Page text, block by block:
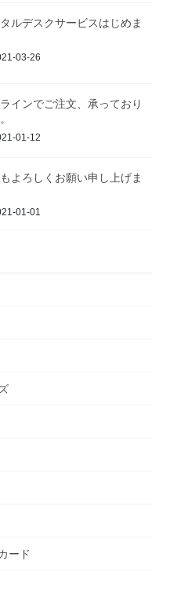
ルデスクサービスはじめま
03-26
インでご注文、承っており
01-12
よろしくお願い申し上げま
01-01
ード